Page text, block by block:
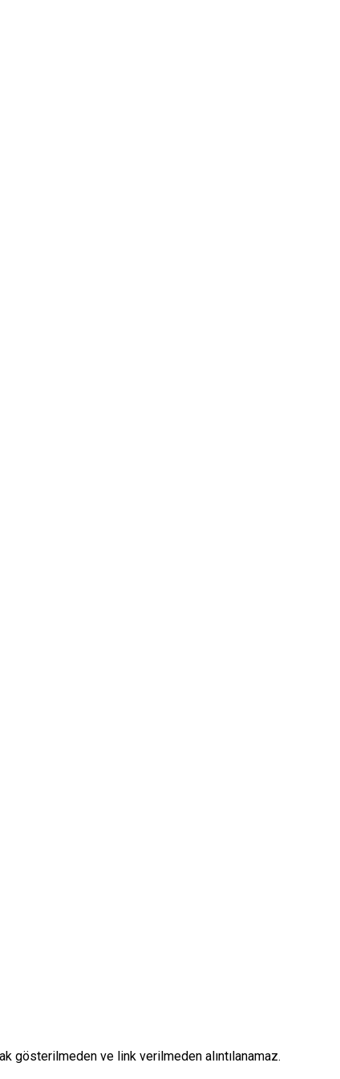
gösterilmeden ve link verilmeden alıntılanamaz.